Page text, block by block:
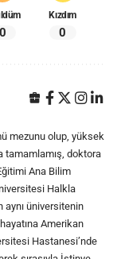
0
Kızdım
0
mezunu olup, yüksek
tamamlamış, doktora
Ana Bilim
Halkla
aynı üniversitenin
Amerikan
Hastanesi’nde